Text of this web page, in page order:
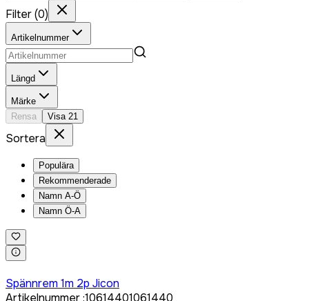
Filter(0)
Artikelnummer
Längd
Märke
Rensa
Visa 21
Sortera
Populära
Rekommenderade
Namn A-Ö
Namn Ö-A
Spännrem 1m 2p Jicon